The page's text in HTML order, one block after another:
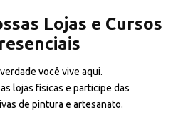
Lojas e Cursos
você vive aqui.
lojas físicas e participe das
de pintura e artesanato.